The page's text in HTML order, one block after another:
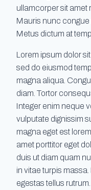
ullamcorper sit amet
Mauris nunc congue
Metus dictum at
Lorem ipsum dolor
sed do eiusmod
magna aliqua.
diam. Tortor
Integer enim neque
vulputate dignissim
magna eget est
amet porttitor eget
duis ut diam quam
in vitae turpis
egestas tellus